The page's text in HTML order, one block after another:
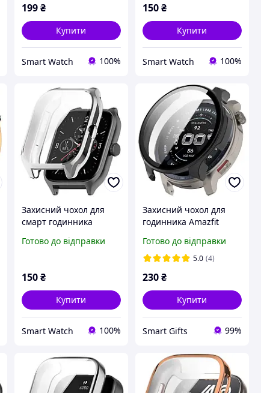
199 ₴
Купити
Smart Watch 100%
150₴
Купити
Smart Watch 100%
Захисний чохол для
смарт годинника
сріблястий
Готово до відправки
150 ₴
Купити
Smart Watch 100%
Захисний чохол для
годинника Amazfit
загартованим склом
чорний
Готово до відправки
5.0 (4)
230₴
Купити
Smart Gifts 99%